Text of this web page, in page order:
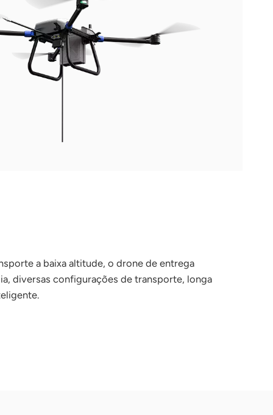
a baixa altitude, o drone de entrega
diversas configurações de transporte, longa